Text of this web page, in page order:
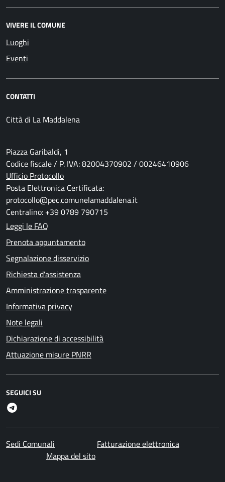
VIVERE IL COMUNE
Luoghi
Eventi
CONTATTI
Città di La Maddalena
Piazza Garibaldi, 1
Codice fiscale / P. IVA: 82004370902 / 00246410906
Ufficio Protocollo
Posta Elettronica Certificata:
protocollo@pec.comunelamaddalena.it
Centralino: +39 0789 790715
Leggi le FAQ
Prenota appuntamento
Segnalazione disservizio
Richiesta d'assistenza
Amministrazione trasparente
Informativa privacy
Note legali
Dichiarazione di accessibilità
Attuazione misure PNRR
SEGUICI SU
Sedi Comunali
Fatturazione elettronica
Mappa del sito